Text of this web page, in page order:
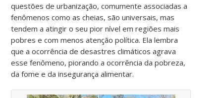
questões de urbanização, comumente associadas a
fenômenos como as cheias, são universais, mas
tendem a atingir o seu pior nível em regiões mais
pobres e com menos atenção política. Ela lembra
que a ocorrência de desastres climáticos agrava
esse fenômeno, piorando a ocorrência da pobreza,
da fome e da insegurança alimentar.